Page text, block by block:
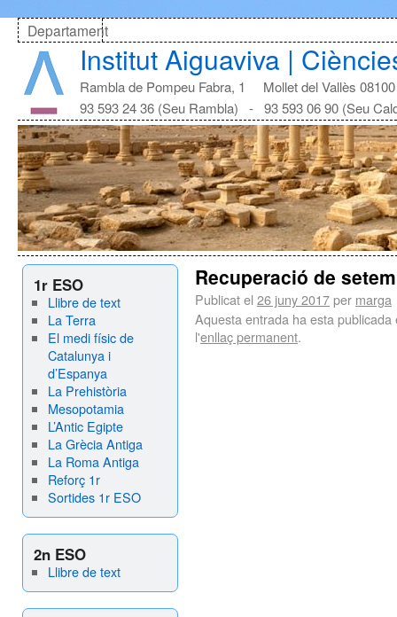
Departament
Institut Aiguaviva |
Rambla de Pompeu Fabra, 1 Mollet del Vallès 08100
93 593 24 36 (Seu Rambla) - 93 593 06 90 (Seu
1r ESO
Llibre de text
La Terra
El medi físic de
Catalunya i
d’Espanya
La Prehistòria
Mesopotamia
L’Antic Egipte
La Grècia Antiga
La Roma Antiga
Reforç 1r
Sortides 1r ESO
2n ESO
Llibre de text
Recuperació de
Publicat el 26 juny 2017per marga
Aquesta entrada ha esta
l'enllaç permanent.